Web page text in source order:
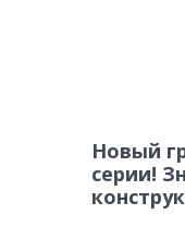
Новый
серии!